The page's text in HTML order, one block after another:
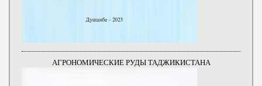
АГРОНОМИЧЕСКИЕ РУДЫ ТАДЖИКИСТАНА